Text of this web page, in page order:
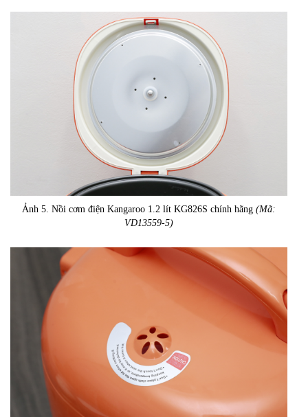
Ảnh 5. Nồi cơm điện Kangaroo 1.2 lít KG826S chính hãng (Mã:
VD13559-5)